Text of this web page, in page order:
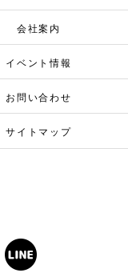
会社案内
イベント情報
お問い合わせ
サイトマップ